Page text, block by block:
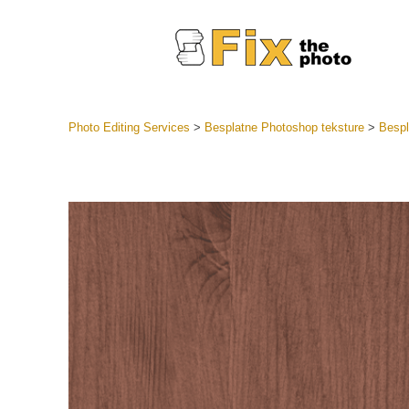
ponude
Mobilne
Photo Editing Services > Besplatne Photoshop teksture>